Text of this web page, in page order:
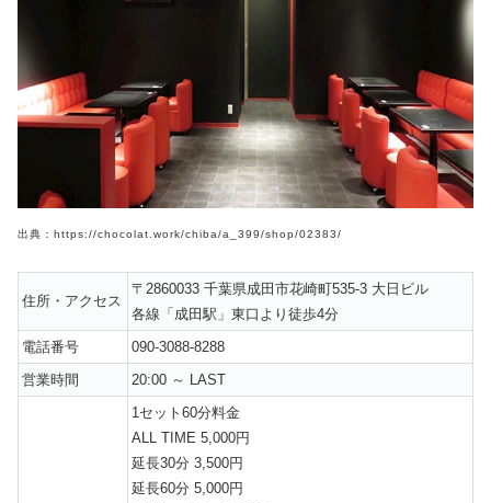
出典：https://chocolat.work/chiba/a_399/shop/02383/
住所・アクセス
〒2860033 千葉県成田市花崎町535-3 大日ビル
各線「成田駅」東口より徒歩4分
電話番号
090-3088-8288
営業時間
20:00 ～ LAST
1セット60分料金
ALL TIME 5,000円
延長30分 3,500円
延長60分 5,000円